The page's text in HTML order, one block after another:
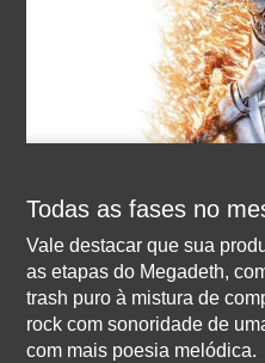
Todas as fases no
Vale destacar que sua
as etapas do Megadeth,
trash puro à mistura de
rock com sonoridade de
com mais poesia melódica.